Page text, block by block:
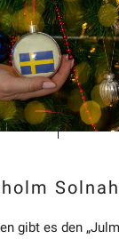
gibt es den